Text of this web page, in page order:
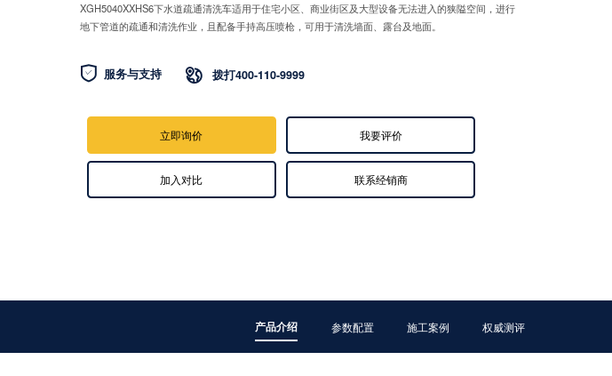
XGH5040XXHS6下水道疏通清洗车适用于住宅小区、商业街区及大型设备无法进入的狭隘空间，进行
地下管道的疏通和清洗作业，且配备手持高压喷枪，可用于清洗墙面、露台及地面。
 服务与支持  拨打400-110-9999
立即询价 我要评价
加入对比 联系经销商
产品介绍 参数配置 施工案例 权威测评